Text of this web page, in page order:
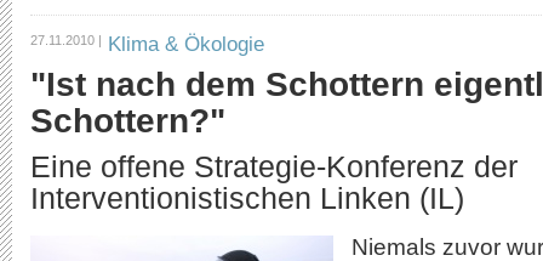
27.11.2010 | Klima & Ökologie
"Ist nach dem Schottern
Schottern?"
Eine offene Strategie-Konferenz der
Interventionistischen Linken (IL)
Niemals zuvor